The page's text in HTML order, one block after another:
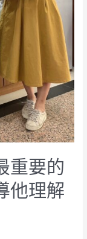
重要的
他理解